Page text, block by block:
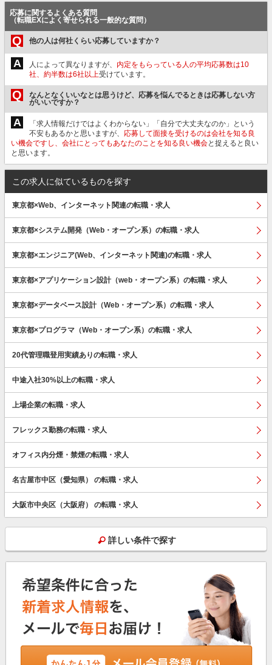
応募に関するよくある質問
（転職EXによく寄せられる一般的な質問）
Q 他の人は何社くらい応募していますか？
A 人によって異なりますが、 内定をもらっている人の平均応募数は10
社、約半数は6社以上受けています。
Q
なんとなくいいなとは思うけど、応募を悩んでるときは応募しない方
がいいですか？
A
「求人情報だけではよくわからない」「自分で大丈夫なのか」という
不安もあるかと思いますが、 応募して面接を受けるのは会社を知る良
い機会ですし、会社にとってもあなたのことを知る良い機会と捉えると良い
と思います。
この求人に似ているものを探す
東京都×Web、インターネット関連の転職・求人
東京都×システム開発（Web・オープン系）の転職・求人
東京都×エンジニア(Web、インターネット関連)の転職・求人
東京都×アプリケーション設計（web・オープン系）の転職・求人
東京都×データベース設計（Web・オープン系）の転職・求人
東京都×プログラマ（Web・オープン系）の転職・求人
20代管理職登用実績ありの転職・求人
中途入社30%以上の転職・求人
上場企業の転職・求人
フレックス勤務の転職・求人
オフィス内分煙・禁煙の転職・求人
名古屋市中区（愛知県） の転職・求人
大阪市中央区（大阪府） の転職・求人
詳しい条件で探す